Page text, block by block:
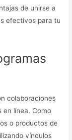
de unirse a
efectivos para tu
colaboraciones
en línea. Como
o productos de
vínculos